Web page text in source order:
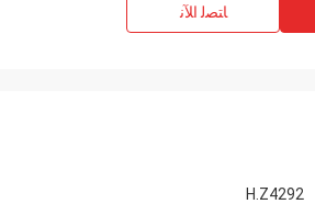
ﺎﺘﺼﻟ ﺍﻶﻧ
H.Z4292